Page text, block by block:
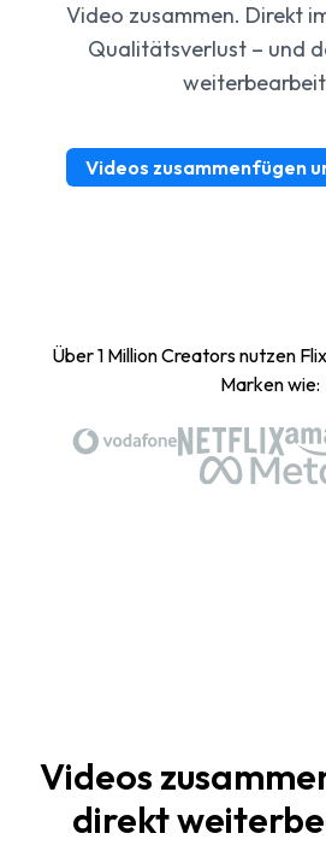
Video zusammen. Direkt
Qualitätsverlust – und
Videos zusammenfügen
Über 1 Million Creators nutzen
Marken wie:
Videos
direkt